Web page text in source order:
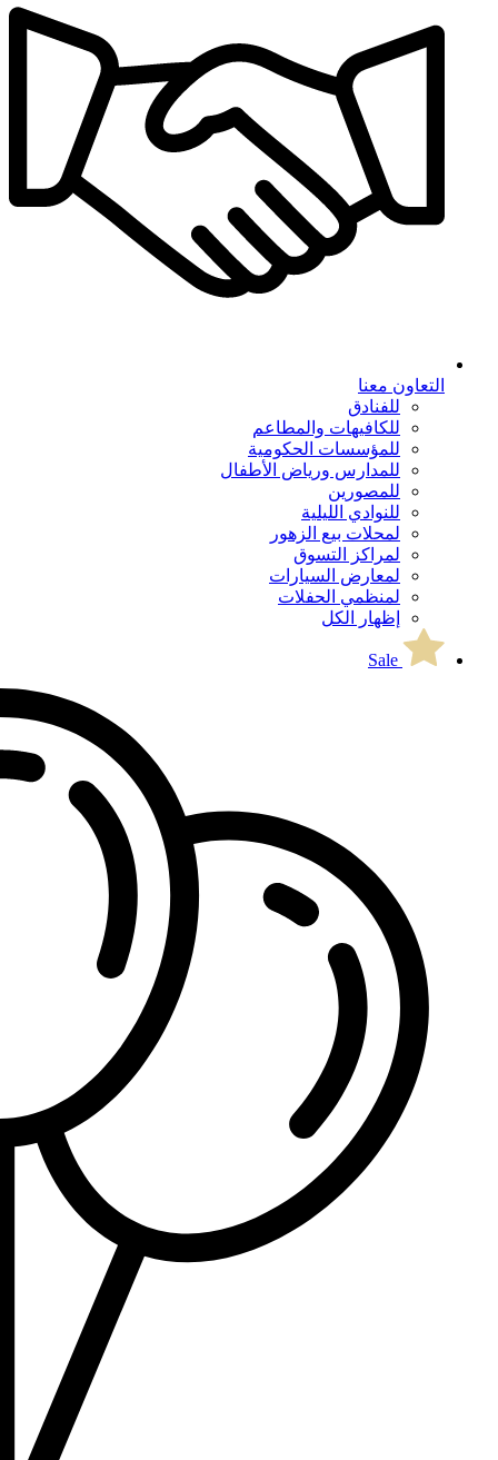
التعاون معنا
للفنادق
للكافيهات والمطاعم
للمؤسسات الحكومية
للمدارس ورياض الأطفال
للمصورين
للنوادي الليلية
لمحلات بيع الزهور
لمراكز التسوق
لمعارض السيارات
لمنظمي الحفلات
إظهار الكل